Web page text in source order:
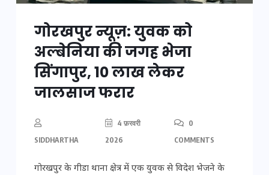
गोरखपुर न्यूज़: युवक को
अल्बेनिया की जगह भेजा
सिंगापुर, 10 लाख लेकर
जालसाज फरार
SIDDHARTHA
4 फ़रवरी
2026
0
COMMENTS
गोरखपुर के गीडा थाना क्षेत्र में एक युवक से विदेश भेजने के